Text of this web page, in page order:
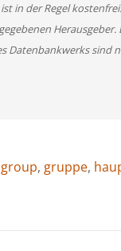
in der Regel
Herausgeber.
Datenbankwerks sind
group, gruppe,